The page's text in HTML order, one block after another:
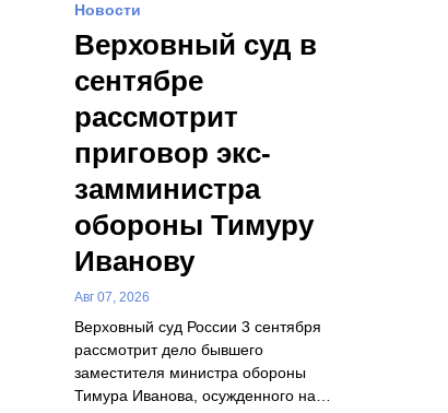
Новости
Верховный суд в
сентябре
рассмотрит
приговор экс-
замминистра
обороны Тимуру
Иванову
Авг 07, 2026
Верховный суд России 3 сентября
рассмотрит дело бывшего
заместителя министра обороны
Тимура Иванова, осужденного на…